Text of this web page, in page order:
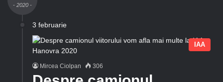
- 2020 -
3 februarie
IAA
Mircea Ciolpan 306